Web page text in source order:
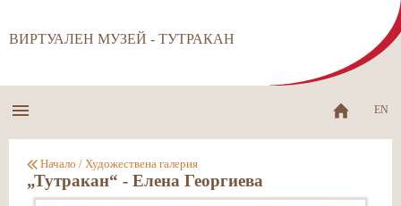
ВИРТУАЛЕН МУЗЕЙ - ТУТРАКАН
EN
Начало / Художествена галерия
„Тутракан“ - Елена Георгиева